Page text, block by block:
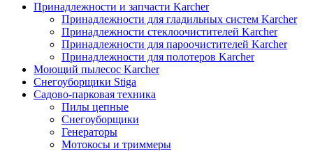
Принадлежности и запчасти Karcher
Принадлежности для гладильных систем Karcher
Принадлежности стеклоочистителей Karcher
Принадлежности для пароочистителей Karcher
Принадлежности для полотеров Karcher
Моющий пылесос Karcher
Снегоуборщики Stiga
Садово-парковая техника
Пилы цепные
Снегоуборщики
Генераторы
Мотокосы и триммеры